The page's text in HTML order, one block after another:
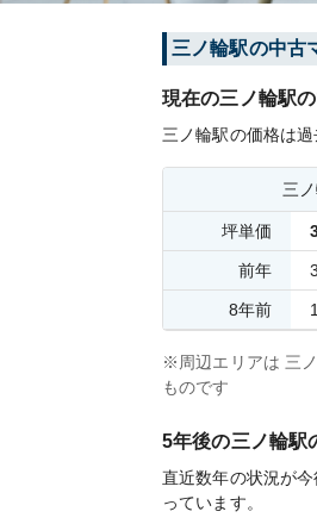
三ノ輪駅の中古
現在の三ノ輪駅
三ノ輪駅の価格は過
三
坪単価
前年
8年前
※周辺エリアは 三
ものです
5年後の三ノ輪駅
直近数年の状況が今
っています。